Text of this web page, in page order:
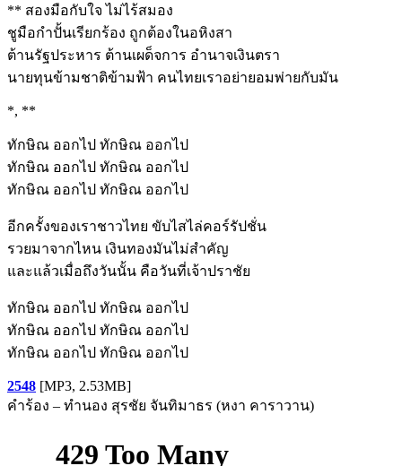
** สองมือกับใจ ไม่ไร้สมอง
ชูมือกำปั้นเรียกร้อง ถูกต้องในอหิงสา
ต้านรัฐประหาร ต้านเผด็จการ อำนาจเงินตรา
นายทุนข้ามชาติข้ามฟ้า คนไทยเราอย่ายอมพ่ายกับมัน
*, **
ทักษิณ ออกไป ทักษิณ ออกไป
ทักษิณ ออกไป ทักษิณ ออกไป
ทักษิณ ออกไป ทักษิณ ออกไป
อีกครั้งของเราชาวไทย ขับไสไล่คอร์รัปชั่น
รวยมาจากไหน เงินทองมันไม่สำคัญ
และแล้วเมื่อถึงวันนั้น คือวันที่เจ้าปราชัย
ทักษิณ ออกไป ทักษิณ ออกไป
ทักษิณ ออกไป ทักษิณ ออกไป
ทักษิณ ออกไป ทักษิณ ออกไป
2548 [MP3, 2.53MB]
คำร้อง – ทำนอง สุรชัย จันทิมาธร (หงา คาราวาน)